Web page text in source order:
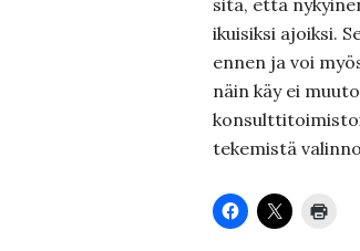
sitä, että
ikuisiksi ajoiksi.
ennen ja voi
näin käy ei
tekemistä